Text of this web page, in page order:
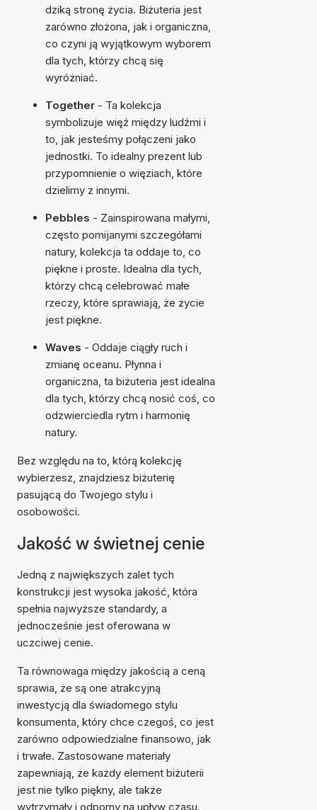
dziką stronę życia. Biżuteria jest
zarówno złożona, jak i organiczna,
co czyni ją wyjątkowym wyborem
dla tych, którzy chcą się
wyróżniać.
Together - Ta kolekcja
symbolizuje więź między ludźmi i
to, jak jesteśmy połączeni jako
jednostki. To idealny prezent lub
przypomnienie o więziach, które
dzielimy z innymi.
Pebbles - Zainspirowana małymi,
często pomijanymi szczegółami
natury, kolekcja ta oddaje to, co
piękne i proste. Idealna dla tych,
którzy chcą celebrować małe
rzeczy, które sprawiają, że życie
jest piękne.
Waves - Oddaje ciągły ruch i
zmianę oceanu. Płynna i
organiczna, ta biżuteria jest idealna
dla tych, którzy chcą nosić coś, co
odzwierciedla rytm i harmonię
natury.
Bez względu na to, którą kolekcję
wybierzesz, znajdziesz biżuterię
pasującą do Twojego stylu i
osobowości.
Jakość w świetnej cenie
Jedną z największych zalet tych
konstrukcji jest wysoka jakość, która
spełnia najwyższe standardy, a
jednocześnie jest oferowana w
uczciwej cenie.
Ta równowaga między jakością a ceną
sprawia, że są one atrakcyjną
inwestycją dla świadomego stylu
konsumenta, który chce czegoś, co jest
zarówno odpowiedzialne finansowo, jak
i trwałe. Zastosowane materiały
zapewniają, że każdy element biżuterii
jest nie tylko piękny, ale także
wytrzymały i odporny na upływ czasu.